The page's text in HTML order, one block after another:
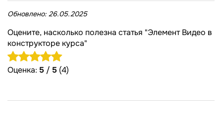
Обновлено: 26.05.2025
Оцените, насколько полезна статья "Элемент Видео в
конструкторе курса"
Оценка: 5 / 5 (4)